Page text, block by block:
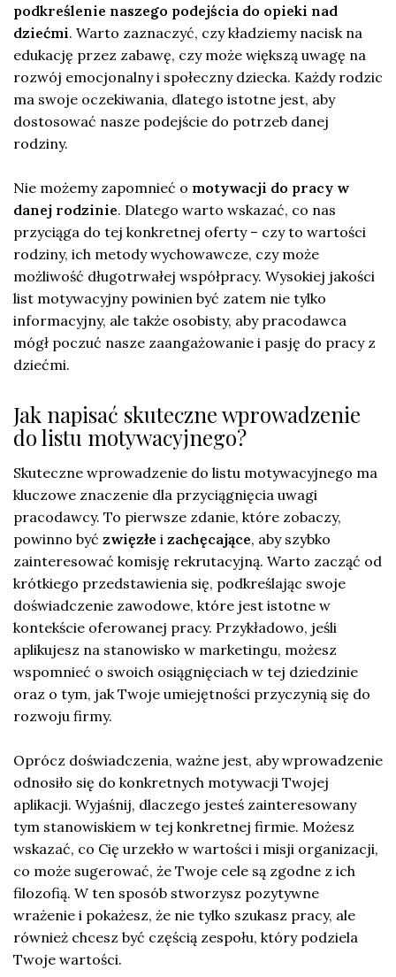
podkreślenie naszego podejścia do opieki nad
dziećmi. Warto zaznaczyć, czy kładziemy nacisk na
edukację przez zabawę, czy może większą uwagę na
rozwój emocjonalny i społeczny dziecka. Każdy rodzic
ma swoje oczekiwania, dlatego istotne jest, aby
dostosować nasze podejście do potrzeb danej
rodziny.
Nie możemy zapomnieć o motywacji do pracy w
danej rodzinie. Dlatego warto wskazać, co nas
przyciąga do tej konkretnej oferty – czy to wartości
rodziny, ich metody wychowawcze, czy może
możliwość długotrwałej współpracy. Wysokiej jakości
list motywacyjny powinien być zatem nie tylko
informacyjny, ale także osobisty, aby pracodawca
mógł poczuć nasze zaangażowanie i pasję do pracy z
dziećmi.
Jak napisać skuteczne wprowadzenie
do listu motywacyjnego?
Skuteczne wprowadzenie do listu motywacyjnego ma
kluczowe znaczenie dla przyciągnięcia uwagi
pracodawcy. To pierwsze zdanie, które zobaczy,
powinno być zwięzłe i zachęcające, aby szybko
zainteresować komisję rekrutacyjną. Warto zacząć od
krótkiego przedstawienia się, podkreślając swoje
doświadczenie zawodowe, które jest istotne w
kontekście oferowanej pracy. Przykładowo, jeśli
aplikujesz na stanowisko w marketingu, możesz
wspomnieć o swoich osiągnięciach w tej dziedzinie
oraz o tym, jak Twoje umiejętności przyczynią się do
rozwoju firmy.
Oprócz doświadczenia, ważne jest, aby wprowadzenie
odnosiło się do konkretnych motywacji Twojej
aplikacji. Wyjaśnij, dlaczego jesteś zainteresowany
tym stanowiskiem w tej konkretnej firmie. Możesz
wskazać, co Cię urzekło w wartości i misji organizacji,
co może sugerować, że Twoje cele są zgodne z ich
filozofią. W ten sposób stworzysz pozytywne
wrażenie i pokażesz, że nie tylko szukasz pracy, ale
również chcesz być częścią zespołu, który podziela
Twoje wartości.